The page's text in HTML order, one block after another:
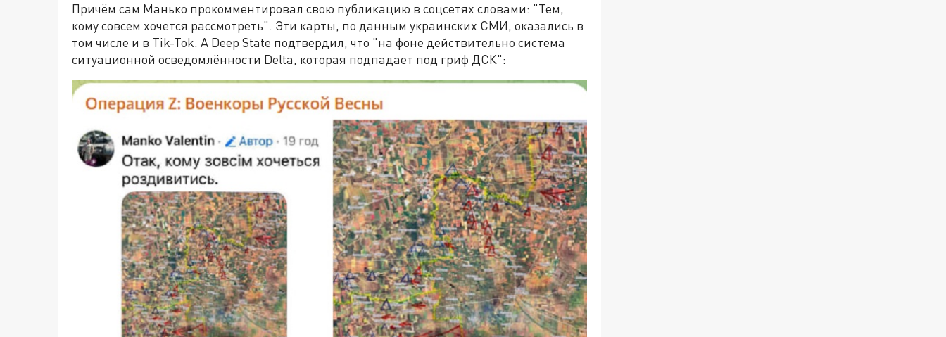
Причём сам Манько прокомментировал свою публикацию в соцсетях словами: "Тем,
кому совсем хочется рассмотреть". Эти карты, по данным украинских СМИ, оказались в
том числе и в Tik-Tok. А Deep State подтвердил, что "на фоне действительно система
ситуационной осведомлённости Delta, которая подпадает под гриф ДСК":